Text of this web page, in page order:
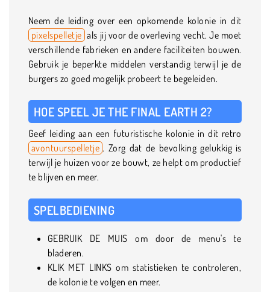
Neem de leiding over een opkomende kolonie in dit
pixelspelletje als jij voor de overleving vecht. Je moet
verschillende fabrieken en andere faciliteiten bouwen.
Gebruik je beperkte middelen verstandig terwijl je de
burgers zo goed mogelijk probeert te begeleiden.
HOE SPEEL JE THE FINAL EARTH 2?
Geef leiding aan een futuristische kolonie in dit retro
avontuurspelletje . Zorg dat de bevolking gelukkig is
terwijl je huizen voor ze bouwt, ze helpt om productief
te blijven en meer.
SPELBEDIENING
GEBRUIK DE MUIS om door de menu's te
bladeren.
KLIK MET LINKS om statistieken te controleren,
de kolonie te volgen en meer.